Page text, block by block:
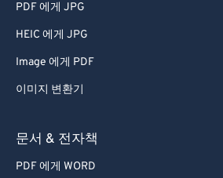
PDF 에게 JPG
HEIC 에게 JPG
Image 에게 PDF
이미지 변환기
문서 & 전자책
PDF 에게 WORD